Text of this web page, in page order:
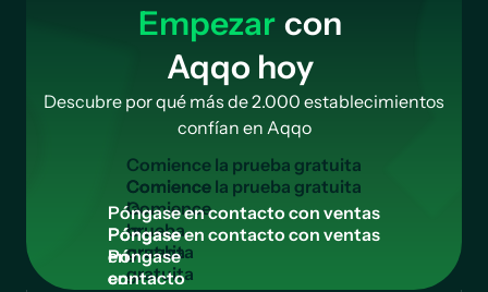
Empezar con
Aqqo hoy
Descubre por qué más de 2.000 establecimientos
confían en Aqqo
Comiencela pruebagratuita
Comience
la
prueba
gratuita
Póngaseencontactoconventas
Póngase
en
contacto